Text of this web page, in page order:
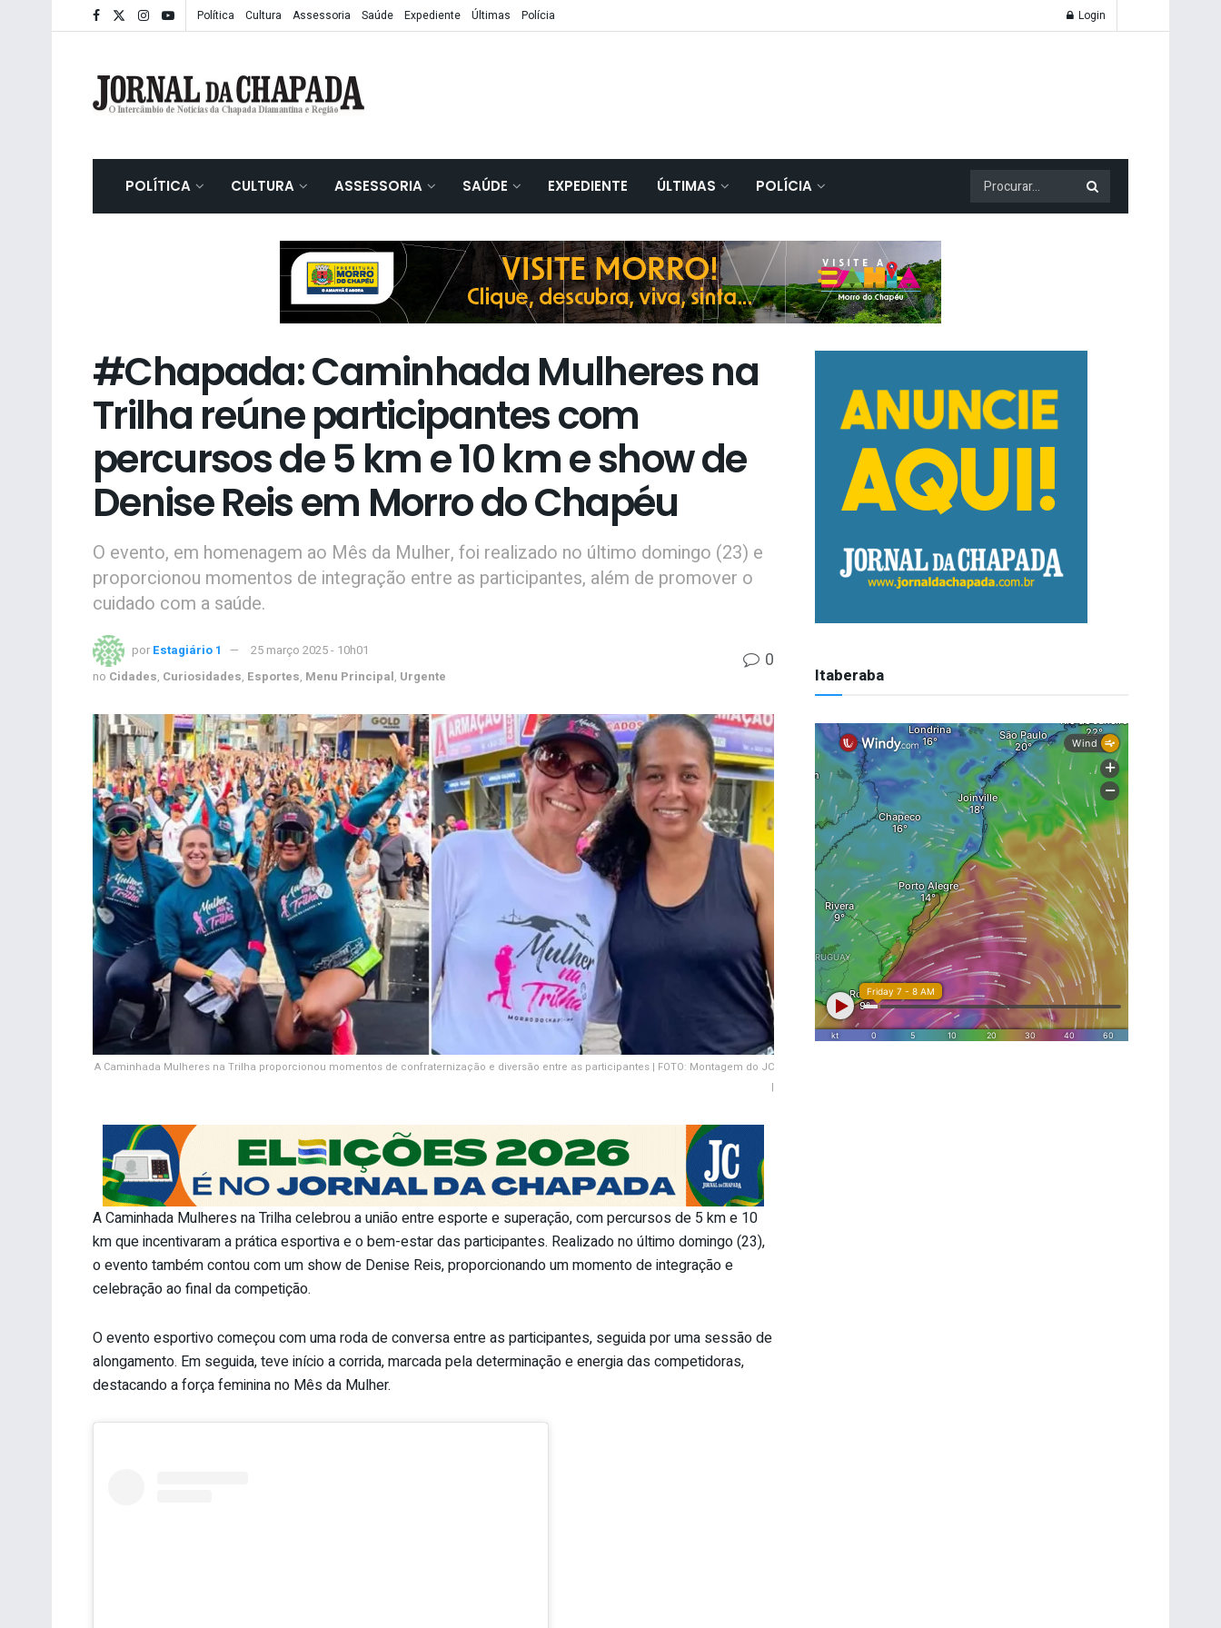
Política Cultura Assessoria Saúde Expediente Últimas Polícia Login
POLÍTICA CULTURA ASSESSORIA SAÚDE EXPEDIENTE ÚLTIMAS POLÍCIA
#Chapada: Caminhada Mulheres na
Trilha reúne participantes com
percursos de 5 km e 10 km e show de
Denise Reis em Morro do Chapéu
O evento, em homenagem ao Mês da Mulher, foi realizado no último domingo (23) e
proporcionou momentos de integração entre as participantes, além de promover o
cuidado com a saúde.
por Estagiário 1
25 março 2025 - 10h01
no Cidades, Curiosidades, Esportes, Menu Principal, Urgente
0
A Caminhada Mulheres na Trilha proporcionou momentos de confraternização e diversão entre as participantes | FOTO: Montagem do JC
|
A Caminhada Mulheres na Trilha celebrou a união entre esporte e superação, com percursos de 5 km e 10
km que incentivaram a prática esportiva e o bem-estar das participantes. Realizado no último domingo (23),
o evento também contou com um show de Denise Reis, proporcionando um momento de integração e
celebração ao final da competição.
O evento esportivo começou com uma roda de conversa entre as participantes, seguida por uma sessão de
alongamento. Em seguida, teve início a corrida, marcada pela determinação e energia das competidoras,
destacando a força feminina no Mês da Mulher.
Itaberaba